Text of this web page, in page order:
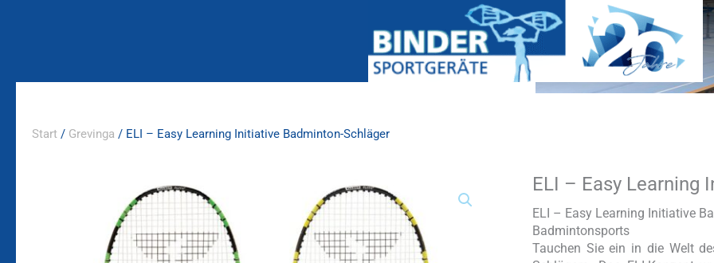
Start / Grevinga / ELI – Easy Learning Initiative Badminton-Schläger
ELI – Easy Learning
ELI – Easy Learning Initiative
Badmintonsports
Tauchen Sie ein in die Welt
ELI
Easy
Learning
Initiative
Badminton-